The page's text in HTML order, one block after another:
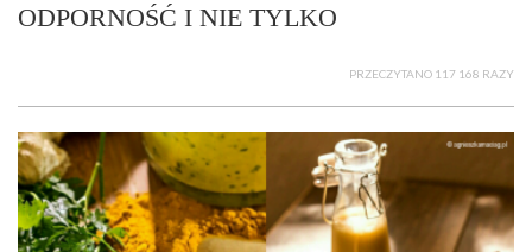
ODPORNOŚĆ I NIE TYLKO
PRZECZYTANO 117 168 RAZY